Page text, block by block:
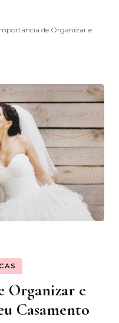
de Organizar e
Organizar e
Casamento